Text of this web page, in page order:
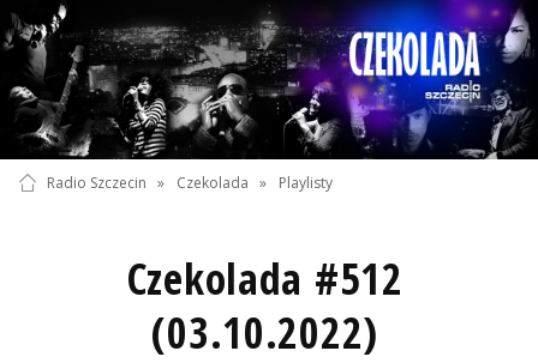
Radio Szczecin » Czekolada » Playlisty
Czekolada #512
(03.10.2022)